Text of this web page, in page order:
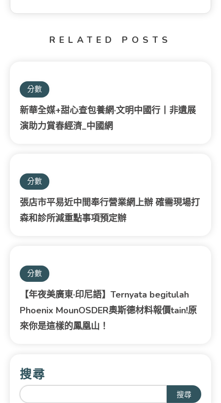
RELATED POSTS
分數
新華全媒+甜心查包養網·文明中國行丨非遺展
演助力賞春經濟_中國網
分數
張店市平易近中間奉行營業網上辦 確需現場打
森和診所減重點事項預定辦
分數
【年夜美廣東·印尼語】Ternyata begitulah
Phoenix MounOSDER奧斯德材料報價tain!原
來你是這樣的鳳凰山！
搜尋
搜尋